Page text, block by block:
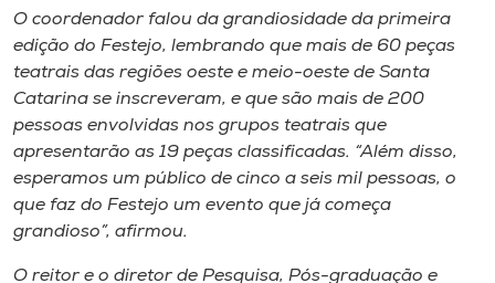
Selecione
o idioma
A+
A-
O coordenador falou da grandiosidade da primeira
edição do Festejo, lembrando que mais de 60 peças
teatrais das regiões oeste e meio-oeste de Santa
Catarina se inscreveram, e que são mais de 200
pessoas envolvidas nos grupos teatrais que
apresentarão as 19 peças classificadas. “Além disso,
esperamos um público de cinco a seis mil pessoas, o
que faz do Festejo um evento que já começa
grandioso”, afirmou.
O reitor e o diretor de Pesquisa, Pós-graduação e